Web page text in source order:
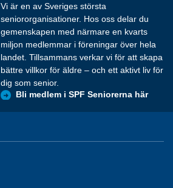
Vi är en av Sveriges största
seniororganisationer. Hos oss delar du
gemenskapen med närmare en kvarts
miljon medlemmar i föreningar över hela
landet. Tillsammans verkar vi för att skapa
bättre villkor för äldre – och ett aktivt liv för
dig som senior.
Bli medlem i SPF Seniorerna här